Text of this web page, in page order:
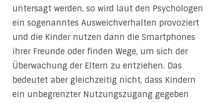
untersagt werden, so wird laut den Psychologen
ein sogenanntes Ausweichverhalten provoziert
und die Kinder nutzen dann die Smartphones
ihrer Freunde oder finden Wege, um sich der
Überwachung der Eltern zu entziehen. Das
bedeutet aber gleichzeitig nicht, dass Kindern
ein unbegrenzter Nutzungszugang gegeben